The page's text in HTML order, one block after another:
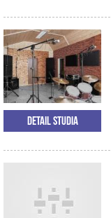
Detail studia